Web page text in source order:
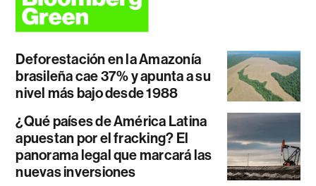
Deforestación en la Amazonía
brasileña cae 37% y apunta a su
nivel más bajo desde 1988
¿Qué países de América Latina
apuestan por el fracking? El
panorama legal que marcará las
nuevas inversiones